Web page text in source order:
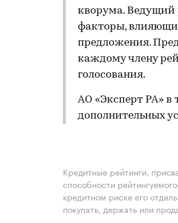
кворума. Ведущий
факторы,
предложения.
каждому члену
голосования.
АО «Эксперт РА» в
дополнительных
Кредитные рейтинги,
способности
кредитном риске его
покупать, держать или